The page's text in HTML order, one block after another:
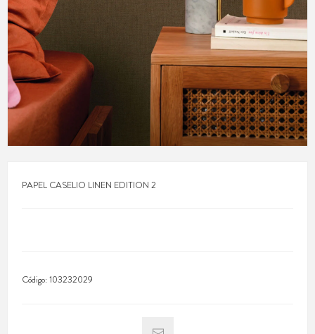
PAPEL CASELIO LINEN EDITION 2
Código:103232029